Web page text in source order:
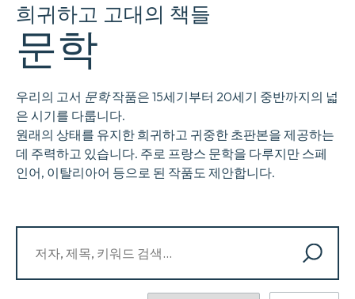
희귀하고 고대의 책들
문학
우리의 고서 문학작품은 15세기부터 20세기 중반까지의 넓
은 시기를 다룹니다.
원래의 상태를 유지한 희귀하고 귀중한 초판본을 제공하는
데 주력하고 있습니다. 주로 프랑스 문학을 다루지만 스페
인어, 이탈리아어 등으로 된 작품도 제안합니다.